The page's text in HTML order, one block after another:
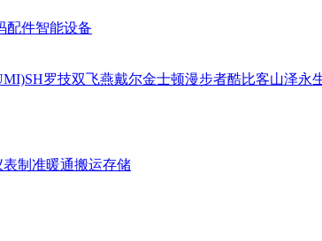
配件智能设备
SH罗技双飞燕戴尔金士顿漫步者酷比客山泽永
表制准暖通搬运存储